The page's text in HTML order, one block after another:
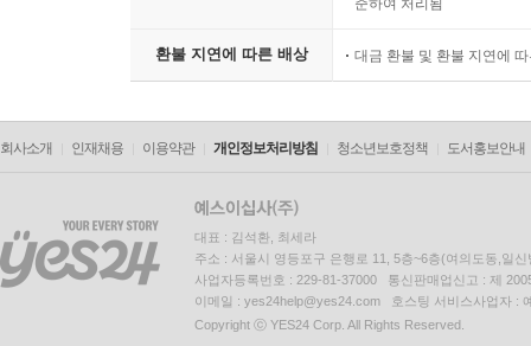
환불 지연에 따른 배상 대금 환불 및 환불 지연에
회사소개 인재채용 이용약관 개인정보처리방침 청소년보호정책 도서홍보안내
대표 : 김석환, 최세라
주소 : 서울시 영등포구 은행로 11, 5층~6층(여의도동,일신
사업자등록번호 : 229-81-37000 통신판매업신고 : 제
이메일 : yes24help@yes24.com 호스팅 서비스사업자 :
Copyright ⓒ YES24 Corp. All Rights Reserved.